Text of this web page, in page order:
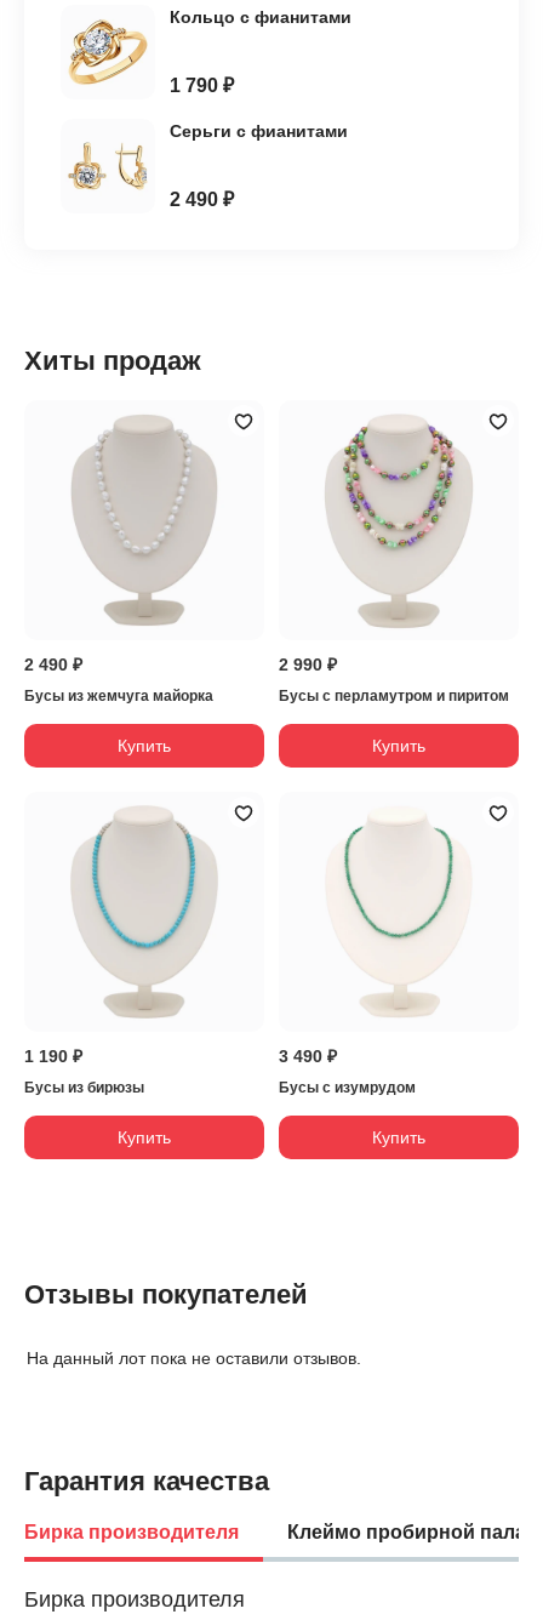
Кольцо с фианитами
1 790 ₽
Серьги с фианитами
2 490 ₽
Хиты продаж
2 490 ₽
Бусы из жемчуга майорка
Купить
2 990 ₽
Бусы с перламутром и пиритом
Купить
1 190 ₽
Бусы из бирюзы
Купить
3 490 ₽
Бусы с изумрудом
Купить
Отзывы покупателей
На данный лот пока не оставили отзывов.
Гарантия качества
Бирка производителя Клеймо пробирной
Бирка производителя